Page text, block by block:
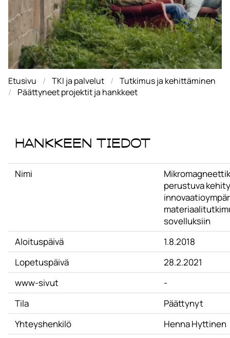
Etusivu TKI ja palvelut
Tutkimus ja kehittäminen
Päättyneet projektit ja hankkeet
Hankkeen tiedot
Nimi
perustuva
sovelluksiin
Aloituspäivä
1.8.2018
Lopetuspäivä
28.2.2021
www-sivut
-
Tila
Päättynyt
Yhteyshenkilö
Henna Hyttinen